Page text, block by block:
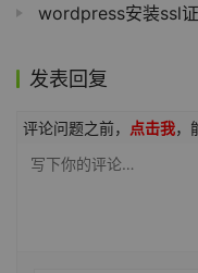
wordpress安装ssl
发表回复
评论问题之前， 点击我，